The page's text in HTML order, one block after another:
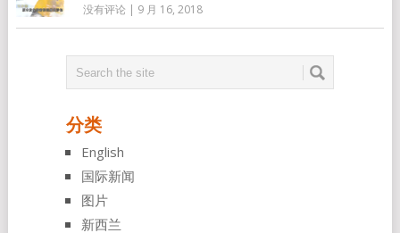
没有评论 | 9 月 16, 2018
分类
English
国际新闻
图片
新西兰